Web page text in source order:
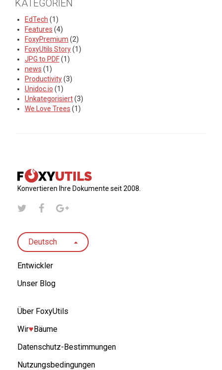
KATEGORIEN
EdTech (1)
Features (4)
FoxyPremium (2)
FoxyUtils Story(1)
JPG to PDF(1)
news (1)
Productivity(3)
Unidoc.io (1)
Unkategorisiert(3)
We Love Trees (1)
Konvertieren Ihre Dokumente seit 2008.
Deutsch
Entwickler
Unser Blog
Über FoxyUtils
Wir♥︎Bäume
Datenschutz-Bestimmungen
Nutzungsbedingungen